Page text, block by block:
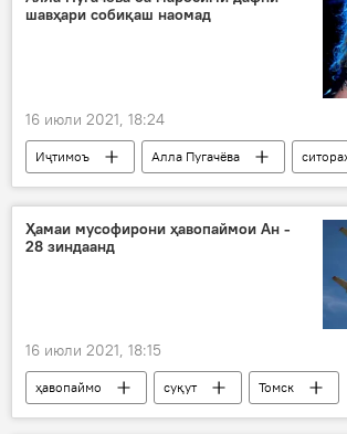
Шавкат Мирзиёев
Сироҷиддин
шавҳари собиқаш наомад
16 июли 2021, 18:24
Иҷтимоъ Алла Пугачёва
Дар Русия
Ҳамаи мусофирони ҳавопаймои Ан -
28 зиндаанд
16 июли 2021, 18:15
ҳавопаймо суқут
Томск
нишасти изтирорӣ
Дар Русия